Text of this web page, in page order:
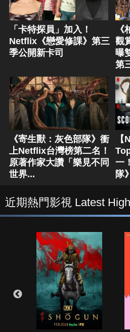
「卡特探員」加入！
Netflix《戀愛修課》第三
季公開新卡司
觀
曝
第
《寄生獸：灰色部隊》衝
上Netflix台灣榜第二名！
原著作家大讚「樂見不同
世界...
一
隊
近期熱門影視 Latest